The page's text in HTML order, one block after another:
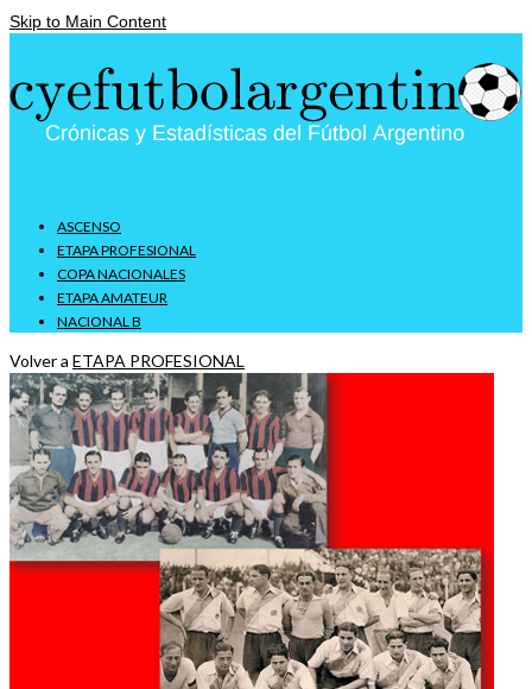
Skip to Main Content
ASCENSO
ETAPA PROFESIONAL
COPA NACIONALES
ETAPA AMATEUR
NACIONAL B
Volver a ETAPA PROFESIONAL